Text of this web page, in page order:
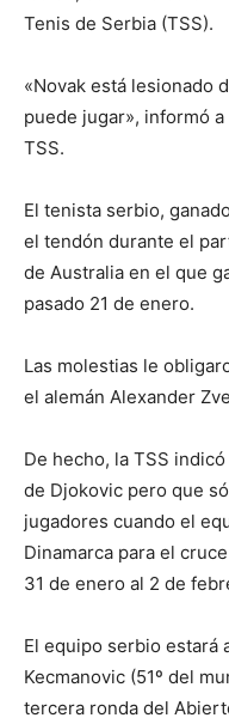
Tenis de Serbia (TSS).
«Novak está lesionado
puede jugar», informó
TSS.
El tenista serbio,
el tendón durante el
de Australia en el que
pasado 21 de enero.
Las molestias le
el alemán Alexander
De hecho, la TSS
de Djokovic pero que
jugadores cuando el
Dinamarca para el
31 de enero al 2 de
El equipo serbio estará
Kecmanovic (51º del
tercera ronda del